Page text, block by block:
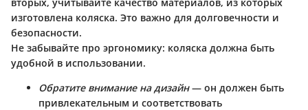
изготовлена коляска. Это важно для долговечности и
безопасности.
Не забывайте про эргономику: коляска должна быть
удобной в использовании.
Обратите внимание на дизайн— он должен быть
привлекательным и соответствовать